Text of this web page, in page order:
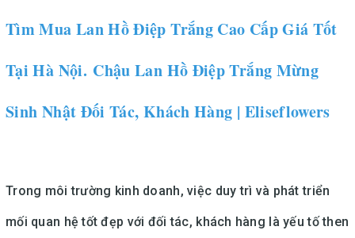
Tìm Mua Lan Hồ Điệp Trắng Cao Cấp Giá Tốt
Tại Hà Nội. Chậu Lan Hồ Điệp Trắng Mừng
Sinh Nhật Đối Tác, Khách Hàng | Eliseflowers
Trong môi trường kinh doanh, việc duy trì và phát triển
mối quan hệ tốt đẹp với đối tác, khách hàng là yếu tố then